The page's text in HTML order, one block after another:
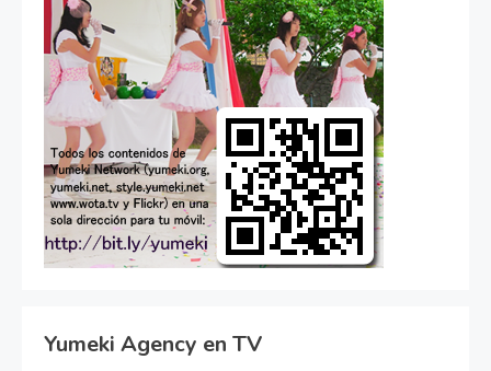
Yumeki Agency en TV